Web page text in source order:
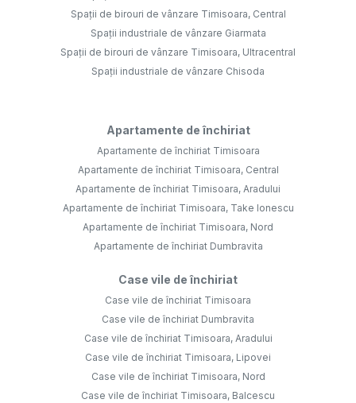
Spații de birouri de vânzare Timisoara, Central
Spații industriale de vânzare Giarmata
Spații de birouri de vânzare Timisoara, Ultracentral
Spații industriale de vânzare Chisoda
Apartamente de închiriat
Apartamente de închiriat Timisoara
Apartamente de închiriat Timisoara, Central
Apartamente de închiriat Timisoara, Aradului
Apartamente de închiriat Timisoara, Take Ionescu
Apartamente de închiriat Timisoara, Nord
Apartamente de închiriat Dumbravita
Case vile de închiriat
Case vile de închiriat Timisoara
Case vile de închiriat Dumbravita
Case vile de închiriat Timisoara, Aradului
Case vile de închiriat Timisoara, Lipovei
Case vile de închiriat Timisoara, Nord
Case vile de închiriat Timisoara, Balcescu